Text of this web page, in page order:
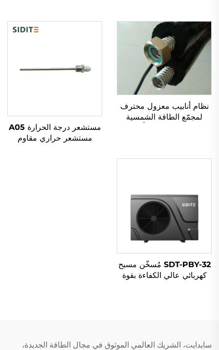
نظام أنابيب معزول محترف
لمجمّع الطاقة الشمسية
مستشعر درجة الحرارة A05
مستشعر حراري مقاوم
SDT-PBY-32 مُسخّن مسبح
كهربائي عالي الكفاءة بقوة
سايدايت، الشريك العالمي الموثوق في مجال الطاقة الجديدة،